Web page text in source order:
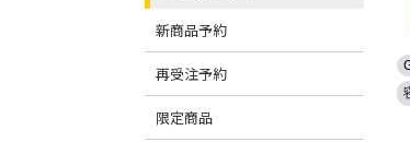
新商品予約
再受注予約
限定商品